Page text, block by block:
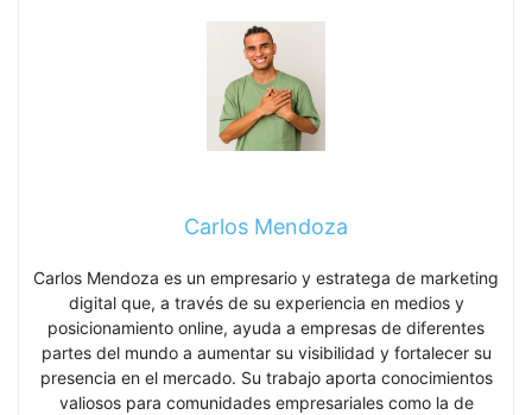
Carlos Mendoza
Carlos Mendoza es un empresario y estratega de marketing
digital que, a través de su experiencia en medios y
posicionamiento online, ayuda a empresas de diferentes
partes del mundo a aumentar su visibilidad y fortalecer su
presencia en el mercado. Su trabajo aporta conocimientos
valiosos para comunidades empresariales como la de